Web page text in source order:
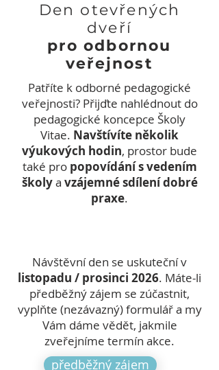
Den otevřených
dveří
pro odbornou
veřejnost
Patříte k odborné pedagogické
veřejnosti? Přijďte nahlédnout do
pedagogické koncepce Školy
Vitae. Navštívíte několik
výukových hodin, prostor bude
také pro popovídání s vedením
školya vzájemné sdílení dobré
praxe.
Návštěvní den se uskuteční v
listopadu / prosinci 2026. Máte-li
předběžný zájem se zúčastnit,
vyplňte (nezávazný) formulář a my
Vám dáme vědět, jakmile
zveřejníme termín akce.
předběžný zájem